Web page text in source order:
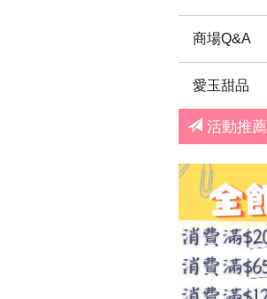
商場Q&A
愛玉甜品
活動推薦